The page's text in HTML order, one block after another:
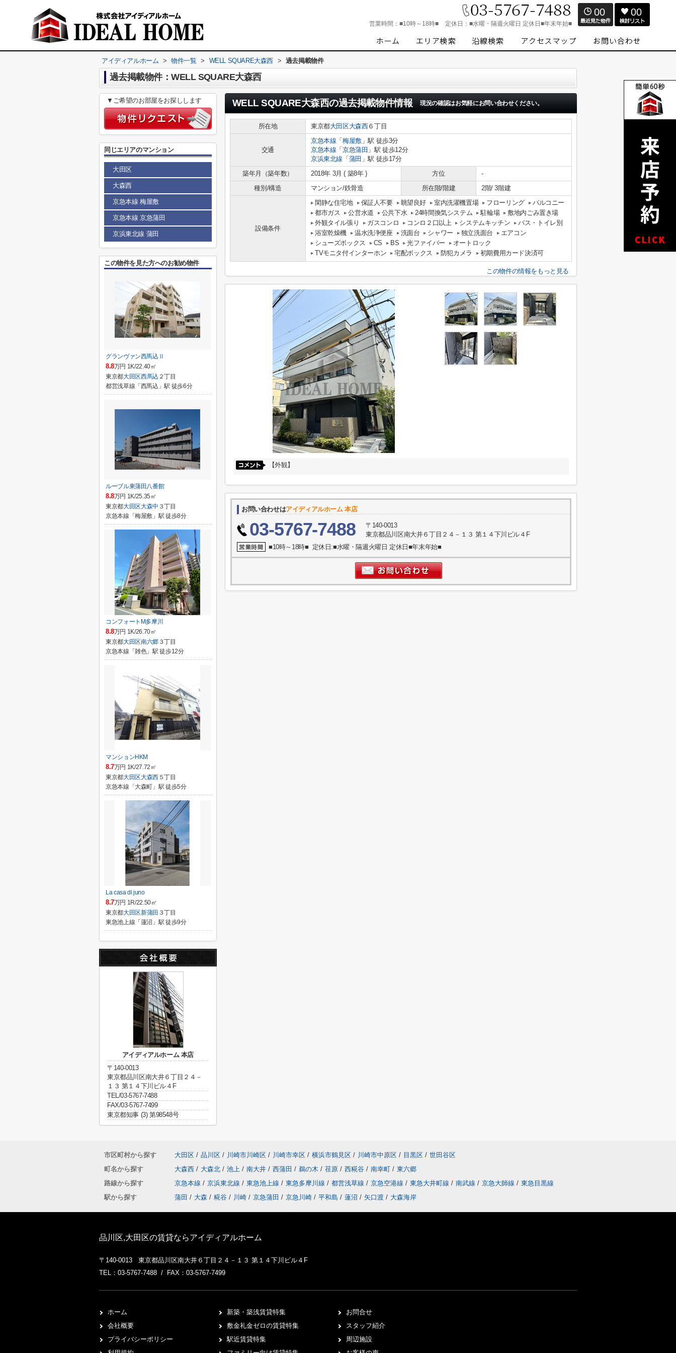
営業時間： ■10時～18時■ 定休日： ■水曜・隔週火曜日 定休日■年末年始■
00 00
アイディアルホーム > 物件一覧 > WELL SQUARE大森西 > 過去掲載物件
過去掲載物件：WELL SQUARE大森西
WELL SQUARE大森西の過去掲載物件情報 現況の確認はお気軽にお問い合わせください。
所在地 東京都大田区大森西６丁目
交通
京急本線 「梅屋敷」駅 徒歩3分
京急本線 「京急蒲田 」駅 徒歩12分
京浜東北線 「 蒲田 」駅 徒歩17分
築年月（築年数）
2018年 3月 ( 築8年 ) 方位
-
種別/構造
マンション/鉄骨造 所在階/階建 2階/ 3階建
設備条件
閑静な住宅地 保証人不要 眺望良好 室内洗濯機置場 フローリング
バルコニー
都市ガス
公営水道 公共下水 24時間換気システム 駐輪場
敷地内ごみ置き場
外観タイル張り
ガスコンロ コンロ２口以上 システムキッチン
バス・トイレ別
浴室乾燥機
温水洗浄便座 洗面台 シャワー 独立洗面台
エアコン
シューズボックス
CS BS 光ファイバー
オートロック
TVモニタ付インターホン
宅配ボックス 防犯カメラ 初期費用カード決済可
この物件の情報をもっと見る
【外観】
お問い合わせはアイディアルホーム 本店
03-5767-7488
〒140-0013
東京都品川区南大井６丁目２４－１３ 第１４下川ビル４F
■10時～18時■ 定休日:■水曜・隔週火曜日 定休日■年末年始■
▼ご希望のお部屋をお探しします
同じエリアのマンション
大田区
大森西
京急本線 梅屋敷
京急本線 京急蒲田
京浜東北線 蒲田
この物件を見た方へのお勧め物件
グランヴァン西馬込Ⅱ
8.8万円 1K/22.40㎡
東京都大田区西馬込 ２丁目
都営浅草線「西馬込」駅 徒歩6分
ルーブル東蒲田八番館
8.8万円 1K/25.35㎡
東京都大田区大森中 ３丁目
京急本線「梅屋敷」駅 徒歩8分
コンフォートM多摩川
8.8万円 1K/26.70㎡
東京都大田区南六郷３丁目
京急本線「雑色」駅 徒歩12分
マンションHKM
8.7万円 1K/27.72㎡
東京都大田区大森西５丁目
京急本線「大森町」駅 徒歩5分
La casa di juno
8.7万円 1R/22.50㎡
東京都大田区新蒲田 ３丁目
東急池上線「蓮沼」駅 徒歩9分
アイディアルホーム 本店
〒140-0013
東京都品川区南大井６丁目２４－
１３ 第１４下川ビル４F
TEL/03-5767-7488
FAX/03-5767-7499
東京都知事 (3) 第98548号
市区町村から探す 大田区 / 品川区 / 川崎市川崎区 / 川崎市幸区 / 横浜市鶴見区 / 川崎市中原区 / 目黒区 / 世田谷区
町名から探す
大森西 / 大森北 / 池上 / 南大井 / 西蒲田 / 鵜の木 / 荏原 / 西糀谷 / 南幸町 / 東六郷
路線から探す
京急本線 / 京浜東北線 / 東急池上線 / 東急多摩川線 / 都営浅草線 / 京急空港線 / 東急大井町線 / 南武線 / 京急大師線 / 東急目黒線
駅から探す
蒲田 / 大森 / 糀谷 / 川崎 / 京急蒲田 / 京急川崎 / 平和島 / 蓮沼 / 矢口渡 / 大森海岸
品川区,大田区の賃貸ならアイディアルホーム
〒140-0013 東京都品川区南大井６丁目２４－１３ 第１４下川ビル４F
TEL：03-5767-7488 / FAX：03-5767-7499
ホーム
会社概要
プライバシーポリシー
新築・築浅賃貸特集
敷金礼金ゼロの賃貸特集
駅近賃貸特集
お問合せ
スタッフ紹介
周辺施設